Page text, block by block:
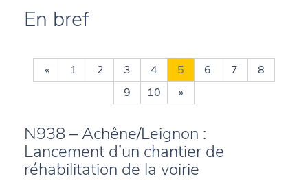
En bref
« 1 2 3 4 5 6 7
8
9
10 »
N938 – Achêne/Leignon :
Lancement d’un chantier de
réhabilitation de la voirie